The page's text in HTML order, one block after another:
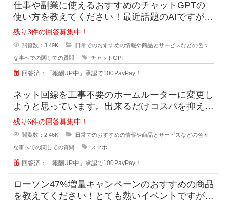
仕事や副業に使えるおすすめのチャットGPTの
使い方を教えてください！最近話題のAIですが、
実は上手く扱えずどうすれば実用
残り3件の回答募集中！
閲覧数：3.49K 日常でのおすすめの情報や商品とサービスなどの色々
な事へでの関しての質問 チャットGPT
回答済：「報酬UP中」承認で100PayPay！
ネット回線を工事不要のホームルーターに変更し
ようと思っています。出来るだけコスパを抑えた
いです。オススメのルーターやプラ
残り6件の回答募集中！
閲覧数：2.46K 日常でのおすすめの情報や商品とサービスなどの色々
な事へでの関しての質問 スマホ
回答済：「報酬UP中」承認で100PayPay！
ローソン47%増量キャンペーンのおすすめの商品
を教えてください！とても熱いイベントですが、